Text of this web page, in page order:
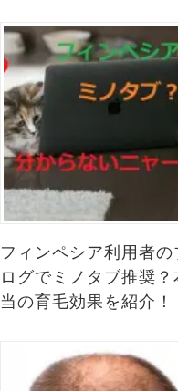
フィンペシア利用者の
ログでミノタブ推奨？
当の育毛効果を紹介！